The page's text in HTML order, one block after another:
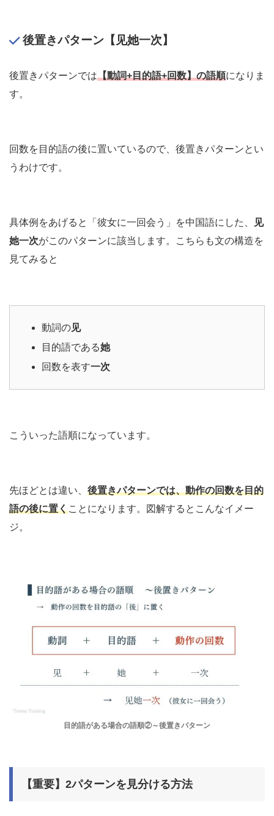
後置きパターン【见她一次】
後置きパターンでは【動詞+目的語+回数】の語順になりま
す。
回数を目的語の後に置いているので、後置きパターンとい
うわけです。
具体例をあげると「彼女に一回会う」を中国語にした、
见
她一次がこのパターンに該当します。こちらも文の構造を
見てみると
動詞の见
目的語である她
回数を表す一次
こういった語順になっています。
先ほどとは違い、 後置きパターンでは、動作の回数を目的
語の後に置くことになります。図解するとこんなイメー
ジ。
目的語がある場合の語順②～後置きパターン
【重要】2パターンを見分ける方法